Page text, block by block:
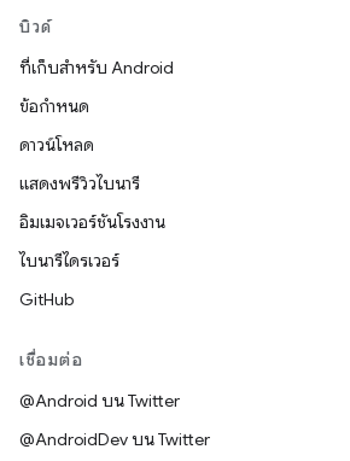
บิวด์
ที่เก็บสำหรับ Android
ข้อกำหนด
ดาวน์โหลด
แสดงพรีวิวไบนารี
อิมเมจเวอร์ชันโรงงาน
ไบนารีไดรเวอร์
GitHub
เชื่อมต่อ
@Android บน Twitter
@AndroidDev บน Twitter